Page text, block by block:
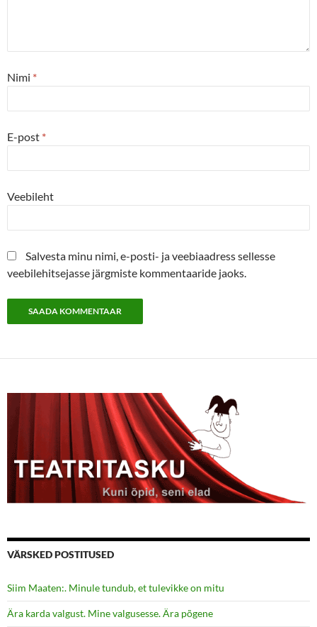
Nimi *
E-post *
Veebileht
Salvesta minu nimi, e-posti- ja veebiaadress sellesse
veebilehitsejasse järgmiste kommentaaride jaoks.
VÄRSKED POSTITUSED
Siim Maaten:. Minule tundub, et tulevikke on mitu
Ära karda valgust. Mine valgusesse. Ära põgene